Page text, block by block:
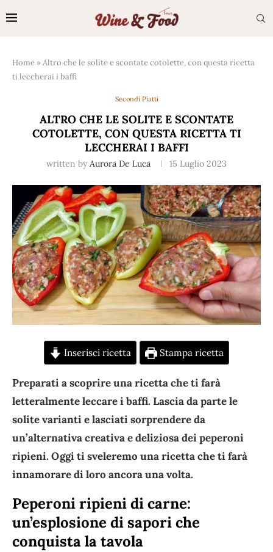
Home »Altro che le solite e scontate cotolette, con questa ricetta
ti leccherai i baffi
Secondi Piatti
ALTRO CHE LE SOLITE E SCONTATE
COTOLETTE, CON QUESTA RICETTA TI
LECCHERAI I BAFFI
written by Aurora De Luca 15 Luglio 2023
Inserisci ricetta Stampa ricetta
Preparati a scoprire una ricetta che ti farà
letteralmente leccare i baffi. Lascia da parte le
solite varianti e lasciati sorprendere da
un’alternativa creativa e deliziosa dei peperoni
ripieni. Oggi ti sveleremo una ricetta che ti farà
innamorare di loro ancora una volta.
Peperoni ripieni di carne:
un’esplosione di sapori che
conquista la tavola